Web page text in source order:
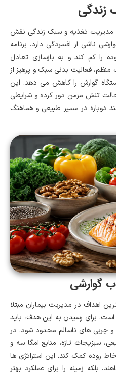
زندگی
مدیریت تغذیه و سبک زندگی نقش
ناشی از افسردگی دارد. برنامه
را کم کند و به بازسازی تعادل
فعالیت بدنی سبک و پرهیز از
گوارش را کاهش می دهد. این
حالت تنش مزمن دور کرده و شرایطی
دوباره در مسیر طبیعی و هماهنگ
گوارشی
اهداف در مدیریت بیماران مبتلا
است. برای رسیدن به این هدف، باید
و چربی های ناسالم محدود شود. در
سبزیجات تازه، منابع امگا سه و
روده کمک کند. این استراتژی ها
بلکه زمینه را برای عملکرد بهتر